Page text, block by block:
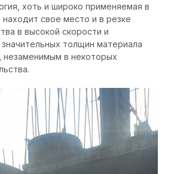
хоть и широко применяемая в
свое место и в резке
в высокой скорости и
толщин материала
в некоторых